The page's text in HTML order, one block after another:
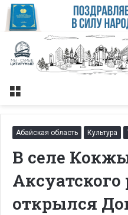
Меню
Абайская область Культура
В селе
Аксуатского
открылся